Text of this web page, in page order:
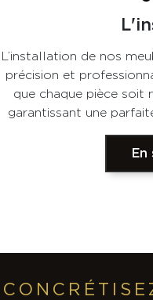
L’installation de nos
précision et
que chaque pièce soit
garantissant une
En